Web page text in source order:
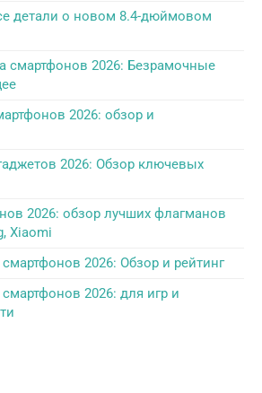
детали о новом 8.4-дюймовом
смартфонов 2026: Безрамочные
2026: обзор и
2026: Обзор ключевых
2026: обзор лучших флагманов
Xiaomi
2026: Обзор и рейтинг
2026: для игр и